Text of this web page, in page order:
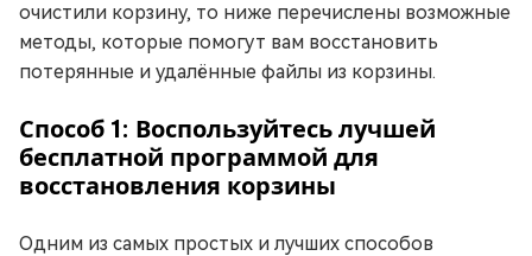
очистили корзину, то ниже перечислены возможные
методы, которые помогут вам восстановить
потерянные и удалённые файлы из корзины.
Способ 1: Воспользуйтесь лучшей
бесплатной программой для
восстановления корзины
Одним из самых простых и лучших способов